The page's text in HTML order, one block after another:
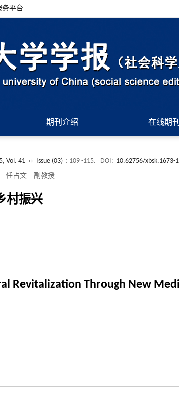
务平台
期刊介绍 在线期刊
Vol. 41 ›› Issue (03) : 109 -115. DOI: 10.62756/xbsk.1673-
占文 副教授
村振兴
Revitalization Through New